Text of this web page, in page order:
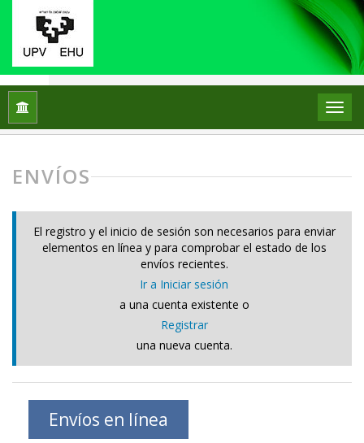
Inicio
ENVÍOS
El registro y el inicio de sesión son necesarios para enviar
elementos en línea y para comprobar el estado de los
envíos recientes.
Ir a Iniciar sesión
a una cuenta existente o
Registrar
una nueva cuenta.
Envíos en línea